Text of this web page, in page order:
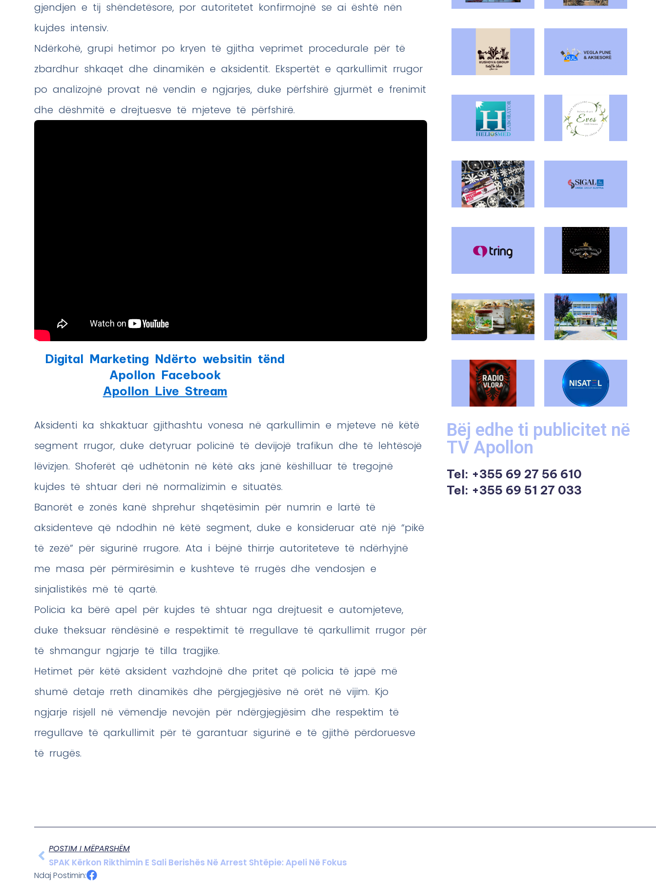
gjendjen e tij shëndetësore, por autoritetet konfirmojnë se ai është nën
kujdes intensiv.
Ndërkohë, grupi hetimor po kryen të gjitha veprimet procedurale për të
zbardhur shkaqet dhe dinamikën e aksidentit. Ekspertët e qarkullimit rrugor
po analizojnë provat në vendin e ngjarjes, duke përfshirë gjurmët e frenimit
dhe dëshmitë e drejtuesve të mjeteve të përfshirë.
Digital Marketing Ndërto websitin tënd
Apollon Facebook
Apollon Live Stream
Aksidenti ka shkaktuar gjithashtu vonesa në qarkullimin e mjeteve në këtë
segment rrugor, duke detyruar policinë të devijojë trafikun dhe të lehtësojë
lëvizjen. Shoferët që udhëtonin në këtë aks janë këshilluar të tregojnë
kujdes të shtuar deri në normalizimin e situatës.
Banorët e zonës kanë shprehur shqetësimin për numrin e lartë të
aksidenteve që ndodhin në këtë segment, duke e konsideruar atë një “pikë
të zezë” për sigurinë rrugore. Ata i bëjnë thirrje autoriteteve të ndërhyjnë
me masa për përmirësimin e kushteve të rrugës dhe vendosjen e
sinjalistikës më të qartë.
Policia ka bërë apel për kujdes të shtuar nga drejtuesit e automjeteve,
duke theksuar rëndësinë e respektimit të rregullave të qarkullimit rrugor për
të shmangur ngjarje të tilla tragjike.
Hetimet për këtë aksident vazhdojnë dhe pritet që policia të japë më
shumë detaje rreth dinamikës dhe përgjegjësive në orët në vijim. Kjo
ngjarje risjell në vëmendje nevojën për ndërgjegjësim dhe respektim të
rregullave të qarkullimit për të garantuar sigurinë e të gjithë përdoruesve
të rrugës.
Bëj edhe ti publicitet në
TV Apollon
Tel: +355 69 27 56 610
Tel: +355 69 51 27 033
POSTIM I MËPARSHËM
SPAK Kërkon Rikthimin E Sali Berishës Në Arrest Shtëpie: Apeli Në Fokus
Ndaj Postimin: